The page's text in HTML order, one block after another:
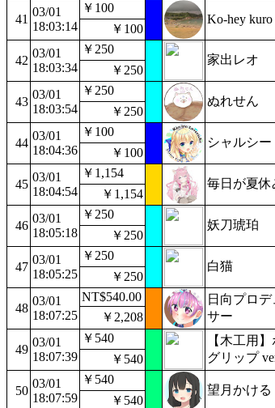
41
03/01
18:03:14
￥100
Ko-hey kuro
￥100
42
03/01
18:03:34
￥250
家出レオ
￥250
43
03/01
18:03:54
￥250
ぬれせん
￥250
44
03/01
18:04:36
￥100
シャルシー
￥100
45
03/01
18:04:54
￥1,154
毎日が夏休
￥1,154
46
03/01
18:05:18
￥250
妖刀琥珀
￥250
47
03/01
18:05:25
￥250
白猫
￥250
48
03/01
18:07:25
NT$540.00
日向プロデ
サー
￥2,208
49
03/01
18:07:39
￥540
【木工用】
グリップ
￥540
50
03/01
18:07:59
￥540
望月かける
￥540